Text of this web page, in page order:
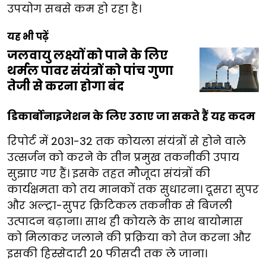
उपयोग सबसे कम हो रहा है।
यह भी पढ़ें
जलवायु लक्ष्यों को पाने के लिए
थर्मल पावर संयंत्रों को पांच गुणा
तेजी से करना होगा बंद
डिकार्बोनाइजेशन के लिए उठाए जा सकते हैं यह कदम
रिपोर्ट में 2031-32 तक कोयला संयंत्रों से होने वाले
उत्सर्जन को करने के तीन प्रमुख तकनीकी उपाय
सुझाए गए हैं। इसके तहत मौजूदा संयंत्रों की
कार्यक्षमता को तय मानकों तक सुधारना। दूसरा सुपर
और अल्ट्रा-सुपर क्रिटिकल तकनीक से बिजली
उत्पादन बढ़ाना। साथ ही कोयले के साथ बायोमास
को मिलाकर जलाने की प्रक्रिया को तेज करना और
इसकी हिस्सेदारी 20 फीसदी तक ले जाना।